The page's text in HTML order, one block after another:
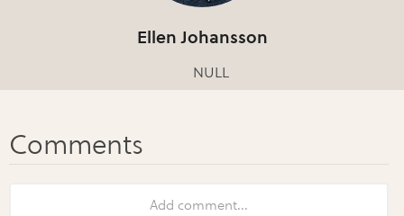
Ellen Johansson
NULL